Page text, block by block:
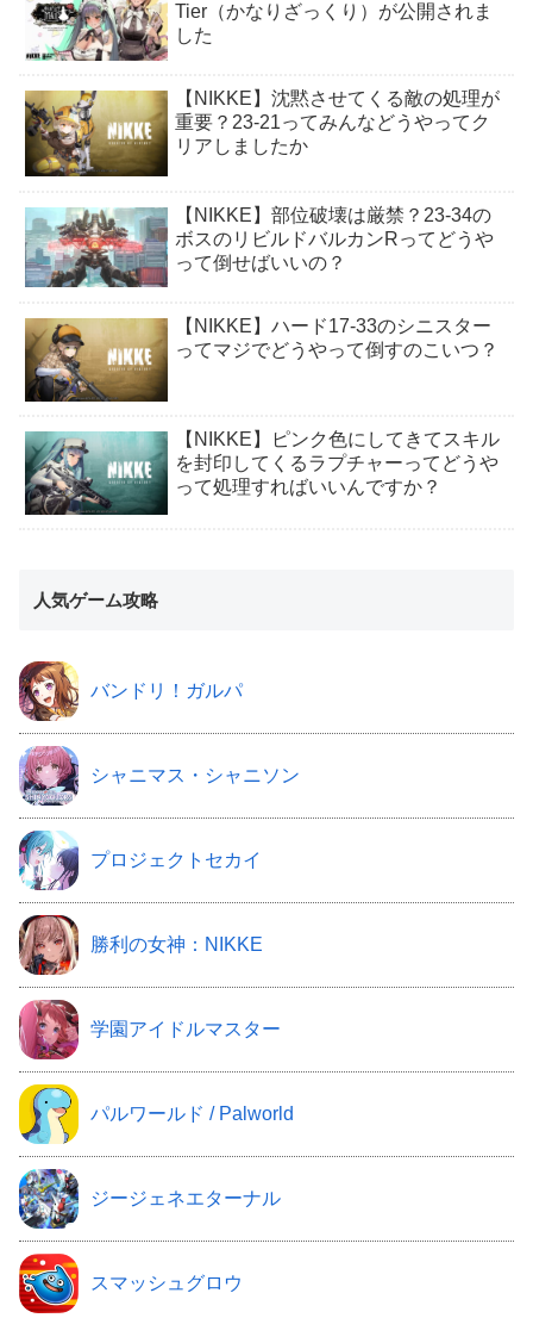
Tier（かなりざっくり）が公開されま
した
【NIKKE】沈黙させてくる敵の処理が
重要？23-21ってみんなどうやってク
リアしましたか
【NIKKE】部位破壊は厳禁？23-34の
ボスのリビルドバルカンRってどうや
って倒せばいいの？
【NIKKE】ハード17-33のシニスター
ってマジでどうやって倒すのこいつ？
【NIKKE】ピンク色にしてきてスキル
を封印してくるラプチャーってどうや
って処理すればいいんですか？
人気ゲーム攻略
バンドリ！ガルパ
シャニマス・シャニソン
プロジェクトセカイ
勝利の女神：NIKKE
学園アイドルマスター
パルワールド / Palworld
ジージェネエターナル
スマッシュグロウ